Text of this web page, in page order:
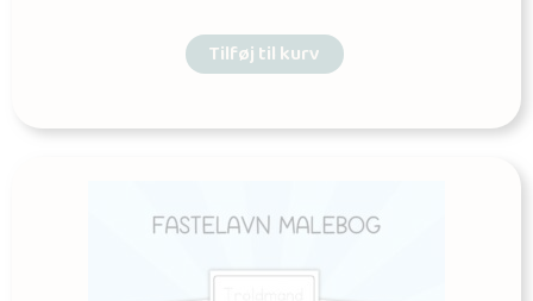
Tilføj til kurv